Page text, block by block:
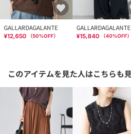
GALLARDAGALANTE
¥12,650 （50%OFF）
GALLARDAGALANTE
¥15,840 （40%OFF）